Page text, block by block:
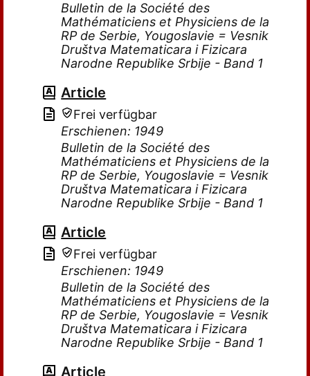
Bulletin de la Société des
Mathématiciens et Physiciens de la
RP de Serbie, Yougoslavie = Vesnik
Društva Matematicara i Fizicara
Narodne Republike Srbije - Band 1
Article
Frei verfügbar
Erschienen: 1949
Bulletin de la Société des
Mathématiciens et Physiciens de la
RP de Serbie, Yougoslavie = Vesnik
Društva Matematicara i Fizicara
Narodne Republike Srbije - Band 1
Article
Frei verfügbar
Erschienen: 1949
Bulletin de la Société des
Mathématiciens et Physiciens de la
RP de Serbie, Yougoslavie = Vesnik
Društva Matematicara i Fizicara
Narodne Republike Srbije - Band 1
Article